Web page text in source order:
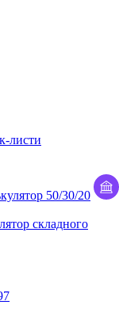
листи
50/30/20
складного